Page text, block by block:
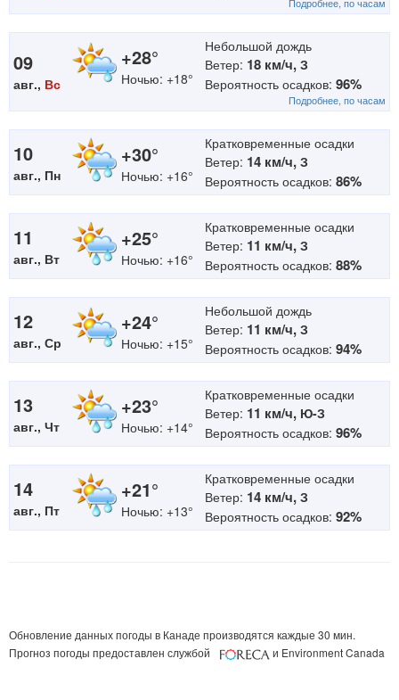
09
авг., Вс
+28°
Ночью: +18°
Небольшой дождь
Ветер: 18 км/ч, З
Вероятность осадков: 96%
Подробнее, по часам
10
авг., Пн
+30°
Ночью: +16°
Кратковременные осадки
Ветер: 14 км/ч, З
Вероятность осадков: 86%
11
авг., Вт
+25°
Ночью: +16°
Кратковременные осадки
Ветер: 11 км/ч, З
Вероятность осадков: 88%
12
авг., Ср
+24°
Ночью: +15°
Небольшой дождь
Ветер: 11 км/ч, З
Вероятность осадков: 94%
13
авг., Чт
+23°
Ночью: +14°
Кратковременные осадки
Ветер: 11 км/ч, Ю-З
Вероятность осадков: 96%
14
авг., Пт
+21°
Ночью: +13°
Кратковременные осадки
Ветер: 14 км/ч, З
Вероятность осадков: 92%
Обновление данных погоды в Канаде производятся каждые 30 мин.
Прогноз погоды предоставлен службой
и Environment Canada